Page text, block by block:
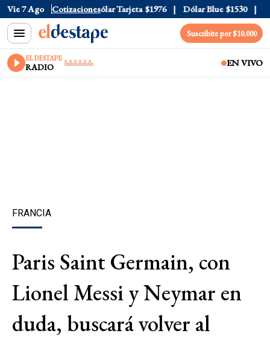
Vie 7 Ago Cotizaciones
Oficial $1520 Dólar Tarjeta $1976 Dólar Blue $1530
Suscribite por $10.000
EL DESTAPE
RADIO EN VIVO
FRANCIA
Paris Saint Germain, con
Lionel Messi y Neymar en
duda, buscará volver al